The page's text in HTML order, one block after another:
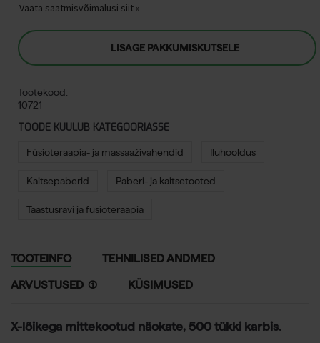
Vaata saatmisvõimalusi siit »
LISAGE PAKKUMISKUTSELE
Tootekood:
10721
TOODE KUULUB KATEGOORIASSE
Füsioteraapia- ja massaaživahendid Iluhooldus
Kaitsepaberid Paberi- ja kaitsetooted
Taastusravi ja füsioteraapia
TOOTEINFO
TEHNILISED ANDMED
ARVUSTUSED ( KÜSIMUSED
X-lõikega mittekootud näokate, 500 tükki karbis.